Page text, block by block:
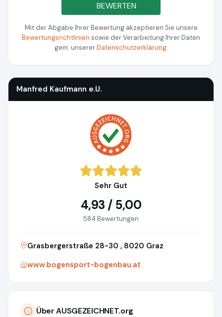
BEWERTEN
Mit der Abgabe Ihrer Bewertung akzeptieren Sie unsere
Bewertungsrichtlinien sowie der Verarbeitung Ihrer Daten
gem. unsererDatenschutzerklärung.
Manfred Kaufmann e.U.
Sehr Gut
4,93 / 5,00
584 Bewertungen
Grasbergerstraße 28-30 , 8020 Graz
www.bogensport-bogenbau.at
Über AUSGEZEICHNET.org